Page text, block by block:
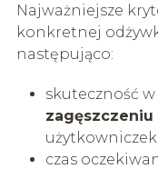
Najważniejsze
konkretnej
następująco:
skuteczność w
zagęszczeniu
użytkowniczek,
czas